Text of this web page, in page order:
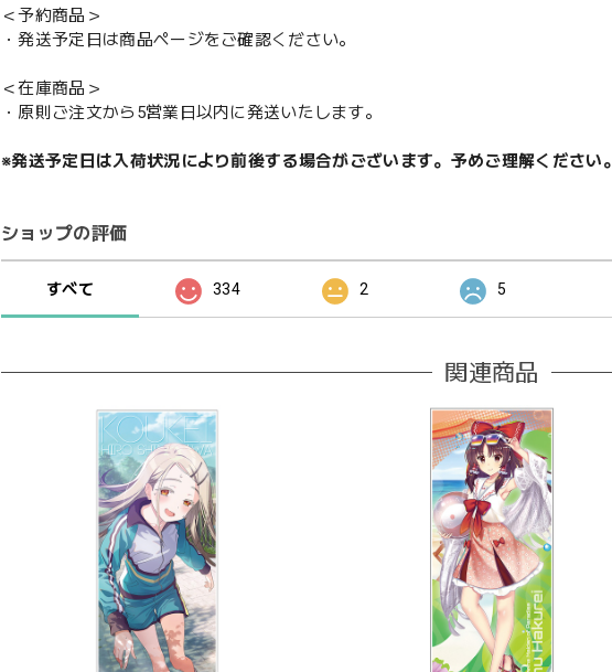
＜予約商品＞
・発送予定日は商品ページをご確認ください。
＜在庫商品＞
・原則ご注文から5営業日以内に発送いたします。
※発送予定日は入荷状況により前後する場合がございます。予めご理解ください。
ショップの評価
すべて 334 2 5
関連商品